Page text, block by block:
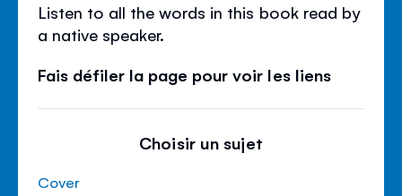
Listen to all the words in this book read by
a native speaker.
Fais défiler la page pour voir les liens
Choisir un sujet
Cover